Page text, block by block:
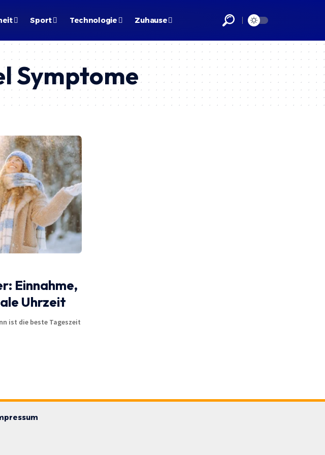
Sport Technologie Zuhause
Symptome
Einnahme,
Uhrzeit
ist die beste Tageszeit